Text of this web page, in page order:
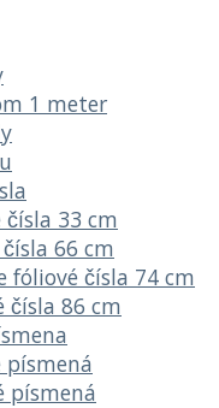
1 meter
33 cm
66 cm
fóliové čísla 74 cm
čísla 86 cm
písmená
písmená